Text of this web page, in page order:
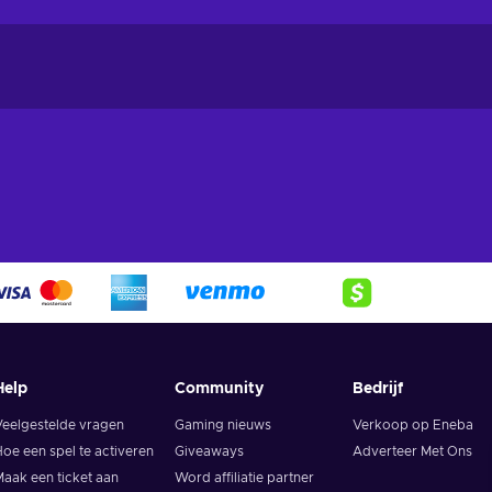
vragen
een spel te activeren
een ticket aan
Community
Gaming nieuws
Giveaways
Word affiliatie partner
Bedrijf
Verkoop op Eneba
Adverteer Met Ons